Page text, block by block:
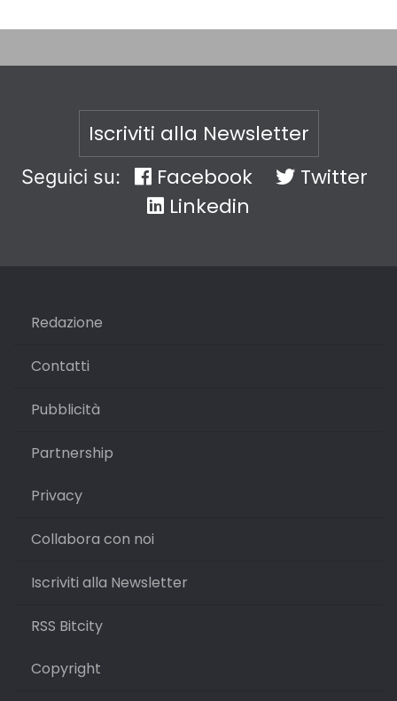
Iscriviti alla Newsletter
Seguici su: Facebook
Twitter
Linkedin
Redazione
Contatti
Pubblicità
Partnership
Privacy
Collabora con noi
Iscriviti alla Newsletter
RSS Bitcity
Copyright